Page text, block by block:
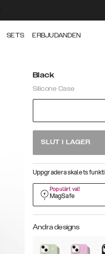
SETS ERBJUDANDEN
Black
Silicone Case
SLUT I LAGER
Uppgradera skalets
Populärt val!
MagSafe
Andra designs